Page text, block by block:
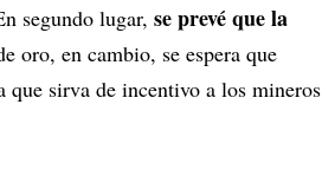
segundo lugar, se prevé que la
oro, en cambio, se espera que
que sirva de incentivo a los mineros